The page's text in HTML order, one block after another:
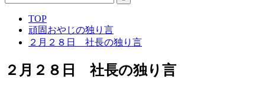
TOP
頑固おやじの独り言
２月２８日 社長の独り言
２月２８日 社長の独り言